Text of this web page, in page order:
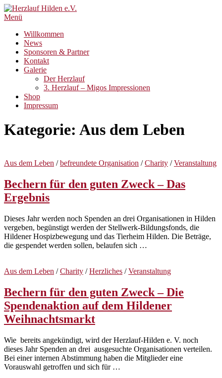
Zum
Inhalt
Menü
Willkommen
News
Sponsoren & Partner
Kontakt
Galerie
Der Herzlauf
3. Herzlauf – Migos Impressionen
Shop
Impressum
Kategorie: Aus dem Leben
Aus dem Leben /befreundete Organisation /Charity /Veranstaltung
Bechern für den guten Zweck – Das
Ergebnis
Dieses Jahr werden noch Spenden an drei Organisationen in Hilden
vergeben, begünstigt werden der Stellwerk-Bildungsfonds, die
Hildener Hospizbewegung und das Tierheim Hilden. Die Beträge,
die gespendet werden sollen, belaufen sich …
Aus dem Leben /Charity /Herzliches /Veranstaltung
Bechern für den guten Zweck – Die
Spendenaktion auf dem Hildener
Weihnachtsmarkt
Wie bereits angekündigt, wird der Herzlauf-Hilden e. V. noch
dieses Jahr Spenden an drei ausgesuchte Organisationen verteilen.
Bei einer internen Abstimmung haben die Mitglieder eine
Vorauswahl getroffen und sich für …